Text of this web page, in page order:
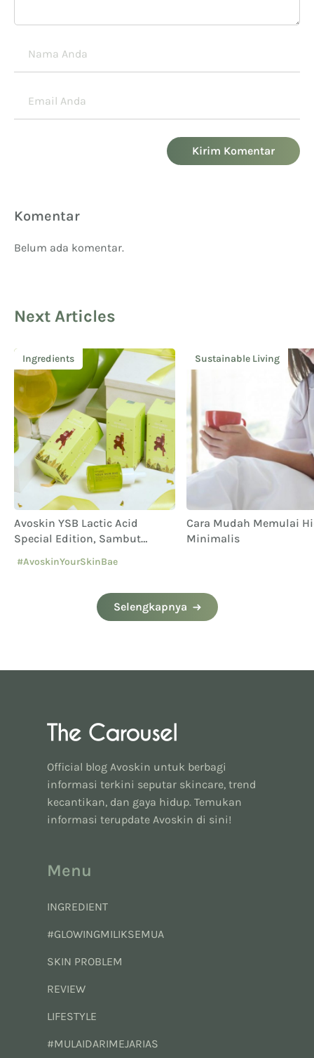
Kirim Komentar
Komentar
Belum ada komentar.
Next Articles
Ingredients
Avoskin YSB Lactic Acid
Special Edition, Sambut
#AvoskinYourSkinBae
Sustainable Living
Cara Mudah Memulai
Minimalis
Selengkapnya
Official blog Avoskin untuk berbagi
informasi terkini seputar skincare, trend
kecantikan, dan gaya hidup. Temukan
informasi terupdate Avoskin di sini!
Menu
INGREDIENT
#GLOWINGMILIKSEMUA
SKIN PROBLEM
REVIEW
LIFESTYLE
#MULAIDARIMEJARIAS